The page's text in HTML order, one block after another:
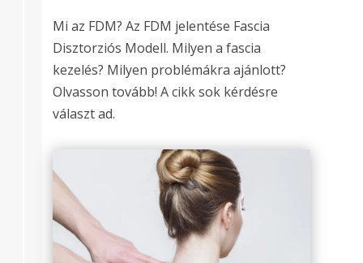
Mi az FDM? Az FDM jelentése Fascia
Disztorziós Modell. Milyen a fascia
kezelés? Milyen problémákra ajánlott?
Olvasson tovább! A cikk sok kérdésre
választ ad.